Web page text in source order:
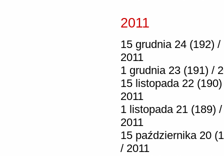
2011
15 grudnia 24 (192) /
2011
1 grudnia 23 (191) /
15 listopada 22
2011
1 listopada 21 (189) /
2011
15 października 20
/ 2011